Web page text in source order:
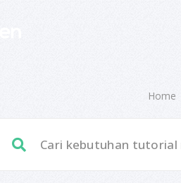
Home